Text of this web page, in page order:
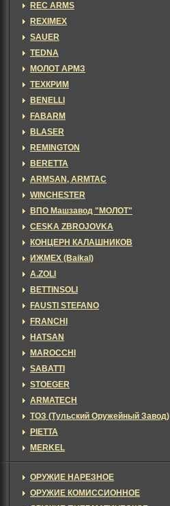
REC ARMS
REXIMEX
SAUER
TEDNA
МОЛОТ АРМЗ
ТЕХКРИМ
BENELLI
FABARM
BLASER
REMINGTON
BERETTA
ARMSAN, ARMTAC
WINCHESTER
ВПО Машзавод "МОЛОТ"
CESKA ZBROJOVKA
КОНЦЕРН КАЛАШНИКОВ
ИЖМЕХ (Baikal)
A.ZOLI
BETTINSOLI
FAUSTI STEFANO
FRANCHI
HATSAN
MAROCCHI
SABATTI
STOEGER
ARMATECH
ТОЗ (Тульский Оружейный Завод)
PIETTA
MERKEL
ОРУЖИЕ НАРЕЗНОЕ
ОРУЖИЕ КОМИССИОННОЕ